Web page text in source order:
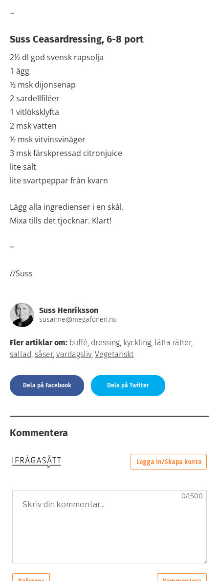
~
Suss Ceasardressing, 6-8 port
2½ dl god svensk rapsolja
1 ägg
½ msk dijonsenap
2 sardellfiléer
1 vitlöksklyfta
2 msk vatten
½ msk vitvinsvinäger
3 msk färskpressad citronjuice
lite salt
lite svartpeppar från kvarn
Lägg alla ingredienser i en skål.
Mixa tills det tjocknar. Klart!
~
//Suss
Suss Henriksson
susanne@megafonen.nu
Fler artiklar om: buffé, dressing, kyckling, lätta rätter,
sallad, såser, vardagsliv, Vegetariskt
Dela på Facebook Dela på Twitter
Kommentera